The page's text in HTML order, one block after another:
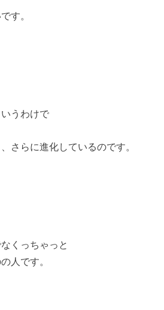
す。
うわけで
さらに進化しているのです。
くっちゃっと
人です。